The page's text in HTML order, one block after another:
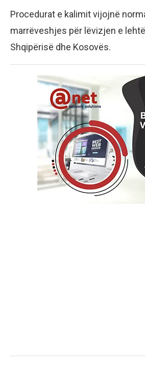
Procedurat e kalimit vijojnë
marrëveshjes për lëvizjen e
Shqipërisë dhe Kosovës.